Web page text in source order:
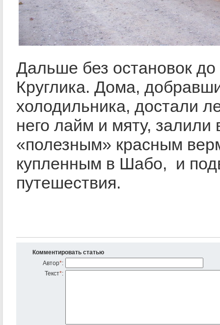
Дальше без остановок до
Круглика. Дома,
холодильника, достали
него лайм и мяту, залили
«полезным» красным
купленным в Шабо, и
путешествия.
Комментировать статью
Автор*:
Текст*: